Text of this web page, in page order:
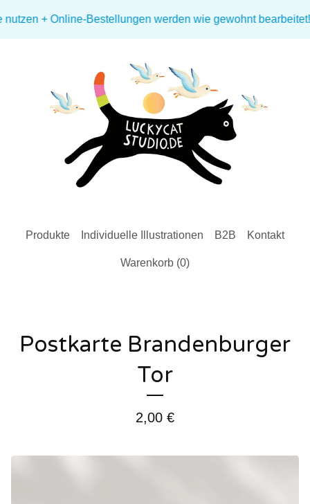
+ Online-Bestellungen werden wie gewohnt
Produkte Individuelle Illustrationen B2B Kontakt
Warenkorb (0)
Postkarte Brandenburger
Tor
2,00 €